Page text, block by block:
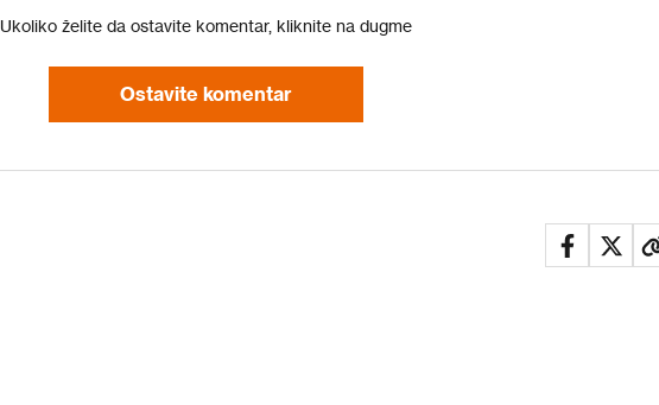
Ukoliko želite da ostavite komentar, kliknite na dugme
Ostavite komentar